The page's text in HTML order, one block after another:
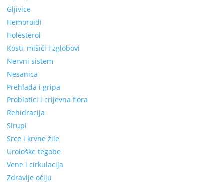
Gljivice
Hemoroidi
Holesterol
Kosti, mišići i zglobovi
Nervni sistem
Nesanica
Prehlada i gripa
Probiotici i crijevna flora
Rehidracija
Sirupi
Srce i krvne žile
Urološke tegobe
Vene i cirkulacija
Zdravlje očiju